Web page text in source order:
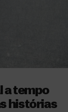
a tempo
histórias